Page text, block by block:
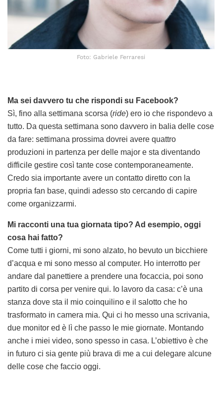
Foto: Gabriele Ferraresi
Ma sei davvero tu che rispondi su Facebook?
Sì, fino alla settimana scorsa (ride) ero io che rispondevo a
tutto. Da questa settimana sono davvero in balia delle cose
da fare: settimana prossima dovrei avere quattro
produzioni in partenza per delle major e sta diventando
difficile gestire così tante cose contemporaneamente.
Credo sia importante avere un contatto diretto con la
propria fan base, quindi adesso sto cercando di capire
come organizzarmi.
Mi racconti una tua giornata tipo? Ad esempio, oggi
cosa hai fatto?
Come tutti i giorni, mi sono alzato, ho bevuto un bicchiere
d’acqua e mi sono messo al computer. Ho interrotto per
andare dal panettiere a prendere una focaccia, poi sono
partito di corsa per venire qui. Io lavoro da casa: c’è una
stanza dove sta il mio coinquilino e il salotto che ho
trasformato in camera mia. Qui ci ho messo una scrivania,
due monitor ed è lì che passo le mie giornate. Montando
anche i miei video, sono spesso in casa. L’obiettivo è che
in futuro ci sia gente più brava di me a cui delegare alcune
delle cose che faccio oggi.